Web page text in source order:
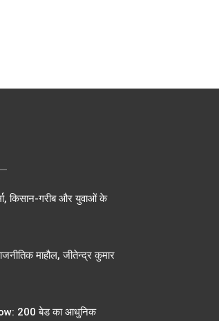
किसान-गरीब और युवाओं के
माहौल, जीतेन्द्र कुमार
200 बेड का आधुनिक